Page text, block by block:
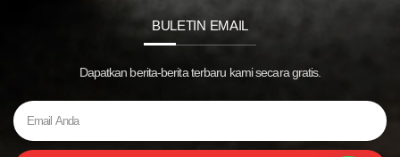
BULETIN EMAIL
Dapatkan berita-berita terbaru kami secara gratis.